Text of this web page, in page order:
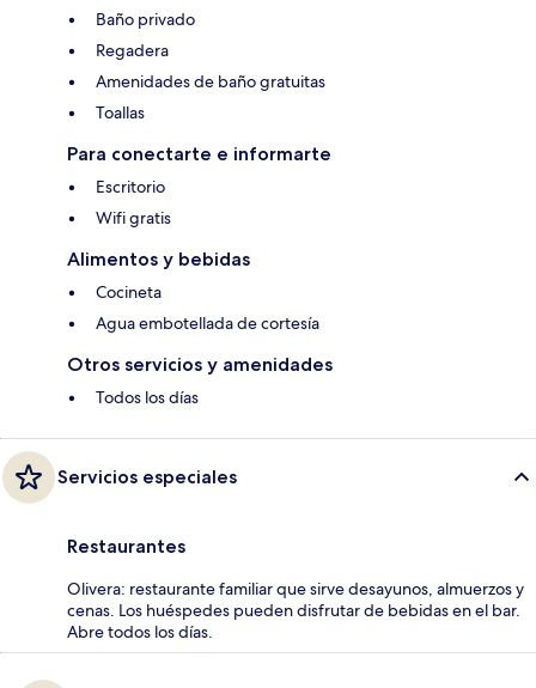
Baño privado
Regadera
Amenidades de baño gratuitas
Toallas
Para conectarte e informarte
Escritorio
Wifi gratis
Alimentos y bebidas
Cocineta
Agua embotellada de cortesía
Otros servicios y amenidades
Todos los días
Servicios especiales
Restaurantes
Olivera: restaurante familiar que sirve desayunos, almuerzos y
cenas. Los huéspedes pueden disfrutar de bebidas en el bar.
Abre todos los días.